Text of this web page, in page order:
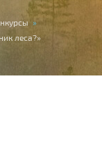
»
леса?»